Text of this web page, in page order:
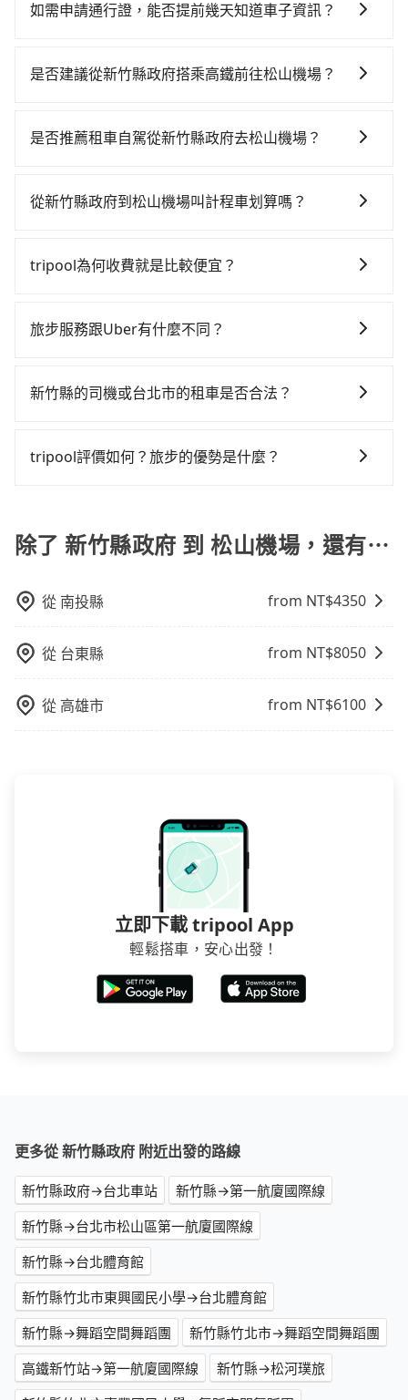
如需申請通行證，能否提前幾天知道車子資訊？
供用車前一天凌晨六點前取消訂單的服務。所以我們會
可事先將您的需求寄至旅步的客服信箱：
是否建議從新竹縣政府搭乘高鐵前往松山機場？
時、轉車麻煩，且難叫計程車前往高鐵站！從最早06:36
前往新竹高鐵站，接著在站內購買高鐵票、通過閘口、
鐵站，每人票價290元，再用15分鐘出站、等待車站前
轉車時間共1小時21分鐘，假設4位同行，高鐵加轉乘之
說，臨時要叫小黃的難度是雙北大城市的80倍。但如果
車，不僅每人至少額外負擔30元車資，而且更會額外浪
是否推薦租車自駕從新竹縣政府去松山機場？
時不需要閉目養神（因為要自己開車），在北北基桃竹
同）承租小轎車，每公里再額外加收$3.2，從新竹縣政
車保險與可能的罰單都需自付。再者，和運的iRent只提
大的七人座或九人座可供選擇，而且無人租車最令人詬
開樂透一樣。另外，偶爾也會遇到明明已經預約了時間
便，但實際使用時還是有其區域的限制，實際可停靠的
載行李時，就顯得非常不便。
從新竹縣政府到松山機場叫計程車划算嗎？
灣大車隊、Uber、Line Taxi、Yoxi等，如果在路邊攔不
計算，價格約為1,995~2,400元間，但如改預約tripool
密度為雙北的1.3%，也就是說要臨時叫到小黃的難度是
選擇。
tripool為何收費就是比較便宜？
一次使用tripool的會擔心價格比市價便宜不少，是不是
淘汰顧客評分較低的司機，且車輛均要求5年內新車，司
因來自於自行研發的AI車輛調度演算法，能有效降低空
用到不熟悉的司機或者轉單給其他車行的情況比同行更
站上的價格是動態的，一般來說越早預訂價格越優，且
保證前一天中午以前均可全額取消退費，如已經決定好
的價格。
旅步服務跟Uber有什麼不同？
中長程提供最優惠的價格。 (3) 全台服務，不分城市與郊
新竹縣的司機或台北市的租車是否合法？
車、私家車或野雞車在招攬生意，這不僅是違法可能被
風險。而tripool雇用的司機、使用的車輛以及配合的車
行，一定符合台灣法律規定，除了司機擁有合法的職業
險。最好辨別叫的車是否合法，就看車牌的開頭，只要
tripool評價如何？旅步的優勢是什麼？
外，tripool司機專業的駕駛和親切服務態度也獲得了許
多好評，價格透明無隱藏費用、相比其他業者提供的用
您的旅程能更有彈性及保障。
除了 新竹縣政府 到 松山機場，還有⋯
從 南投縣 from NT$4350
從 台東縣 from NT$8050
從 高雄市 from NT$6100
立即下載 tripool App
輕鬆搭車，安心出發！
更多從 新竹縣政府 附近出發的路線
新竹縣政府→台北車站
新竹縣→第一航廈國際線
新竹縣→台北市松山區第一航廈國際線
新竹縣→台北體育館
新竹縣竹北市東興國民小學→台北體育館
新竹縣→舞蹈空間舞蹈團
新竹縣竹北市→舞蹈空間舞蹈團
高鐵新竹站→第一航廈國際線
新竹縣→松河璞旅